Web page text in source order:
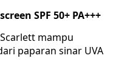
SPF 50+ PA+++
mampu
paparan sinar UVA